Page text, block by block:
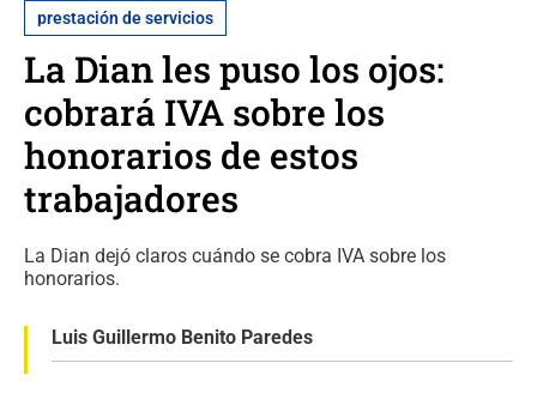
prestación de servicios
La Dian les puso los ojos:
cobrará IVA sobre los
honorarios de estos
trabajadores
La Dian dejó claros cuándo se cobra IVA sobre los
honorarios.
Luis Guillermo Benito Paredes